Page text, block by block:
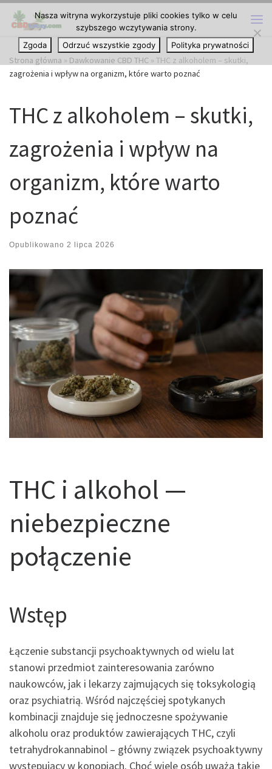
Przejdź do treści
Strona główna » Dawkowanie CBD THC » THC z alkoholem – skutki,
zagrożenia i wpływ na organizm, które warto poznać
THC z alkoholem – skutki,
zagrożenia i wpływ na
organizm, które warto
poznać
Opublikowano 2 lipca 2026
THC i alkohol —
niebezpieczne
połączenie
Wstęp
Łączenie substancji psychoaktywnych od wielu lat
stanowi przedmiot zainteresowania zarówno
naukowców, jak i lekarzy zajmujących się toksykologią
oraz psychiatrią. Wśród najczęściej spotykanych
kombinacji znajduje się jednoczesne spożywanie
alkoholu oraz produktów zawierających THC, czyli
tetrahydrokannabinol – główny związek psychoaktywny
występujący w konopiach. Choć wiele osób uważa takie
Nasza witryna wykorzystuje pliki cookies tylko w celu
szybszego wczytywania strony.
Zgoda
Odrzuć wszystkie zgody Polityka prywatności